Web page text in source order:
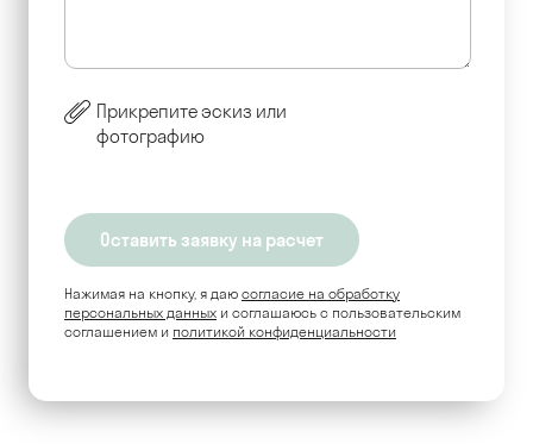
Прикрепите эскиз или
фотографию
Нажимая на кнопку, я даю согласие на обработку
персональных данных и соглашаюсь c пользовательским
соглашением и политикой конфиденциальности